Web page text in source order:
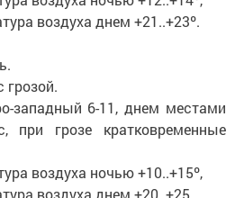
воздуха днем +21..+23º.
западный 6-11, днем местами
грозе кратковременные
воздуха ночью +10..+15º,
воздуха днем +20..+25.